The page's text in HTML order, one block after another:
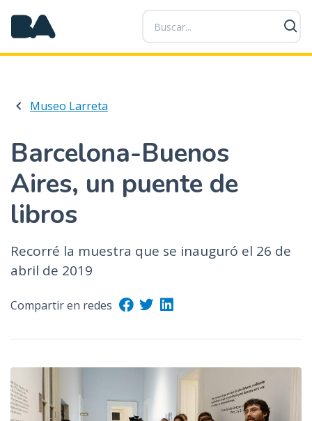
P
a
s
a
o
n
t
e
o
c
Museo Larreta
Barcelona-Buenos
Aires, un puente de
libros
Recorré la muestra que se inauguró el 26 de
abril de 2019
Compartir en redes